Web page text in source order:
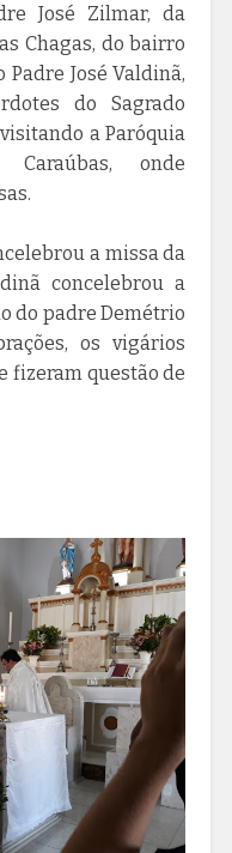
José Zilmar, da
Chagas, do bairro
José Valdinã,
do Sagrado
a Paróquia
onde
a missa da
concelebrou a
do padre Demétrio
os vigários
fizeram questão de